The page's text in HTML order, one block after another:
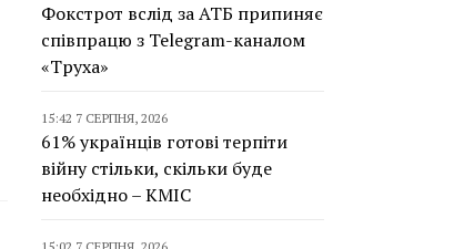
Фокстрот вслід за АТБ припиняє
співпрацю з Telegram-каналом
«Труха»
15:42 7 СЕРПНЯ, 2026
61% українців готові терпіти
війну стільки, скільки буде
необхідно – КМІС